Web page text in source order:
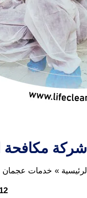
شركة مكافحة
الرئيسية خدمات عجمان
12 فبراير، 2026